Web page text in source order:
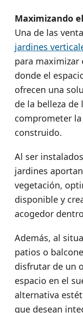
Maximizando
Una de las
jardines
para maximizar
donde el
ofrecen una
de la belleza de
comprometer
construido.
Al ser
jardines
vegetación,
disponible y
acogedor
Además, al
patios o
disfrutar de un
espacio en el
alternativa
que desean